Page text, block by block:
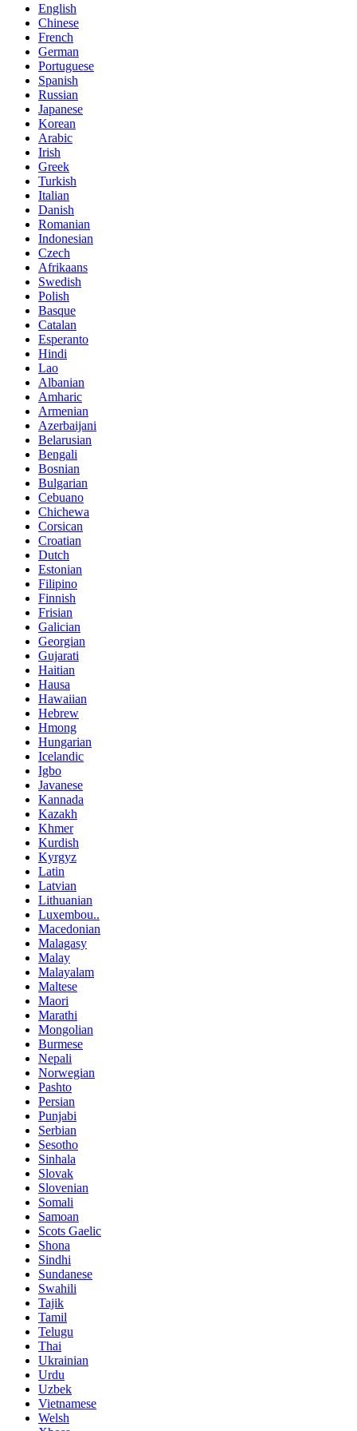
English
Chinese
French
German
Portuguese
Spanish
Russian
Japanese
Korean
Arabic
Irish
Greek
Turkish
Italian
Danish
Romanian
Indonesian
Czech
Afrikaans
Swedish
Polish
Basque
Catalan
Esperanto
Hindi
Lao
Albanian
Amharic
Armenian
Azerbaijani
Belarusian
Bengali
Bosnian
Bulgarian
Cebuano
Chichewa
Corsican
Croatian
Dutch
Estonian
Filipino
Finnish
Frisian
Galician
Georgian
Gujarati
Haitian
Hausa
Hawaiian
Hebrew
Hmong
Hungarian
Icelandic
Igbo
Javanese
Kannada
Kazakh
Khmer
Kurdish
Kyrgyz
Latin
Latvian
Lithuanian
Luxembou..
Macedonian
Malagasy
Malay
Malayalam
Maltese
Maori
Marathi
Mongolian
Burmese
Nepali
Norwegian
Pashto
Persian
Punjabi
Serbian
Sesotho
Sinhala
Slovak
Slovenian
Somali
Samoan
Scots Gaelic
Shona
Sindhi
Sundanese
Swahili
Tajik
Tamil
Telugu
Thai
Ukrainian
Urdu
Uzbek
Vietnamese
Welsh